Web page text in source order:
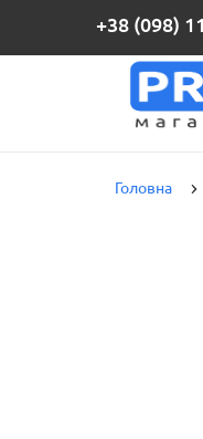
+38 (098)
Головна